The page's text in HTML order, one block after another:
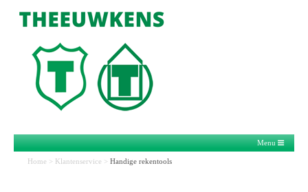
Menu
Home > Klantenservice > Handige rekentools